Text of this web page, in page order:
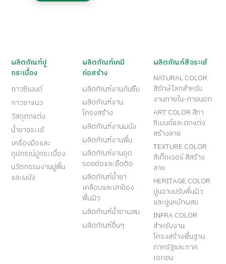
ผลิตภัณฑ์ปู
กระเบื้อง
กาวซีเมนต์
กาวยาแนว
วัสดุตกแต่ง
น้ำยาจระเข้
เครื่องมือและ
อุปกรณ์ปูกระเบื้อง
นวัตกรรมงานปูพื้น
และผนัง
ผลิตภัณฑ์เคมี
ก่อสร้าง
ผลิตภัณฑ์งานกันซึม
ผลิตภัณฑ์งาน
โครงสร้าง
ผลิตภัณฑ์งานผนัง
ผลิตภัณฑ์งานพื้น
ผลิตภัณฑ์งานอุด
รอยต่อและยึดติด
ผลิตภัณฑ์น้ำยา
เคลือบและปกป้อง
พื้นผิว
ผลิตภัณฑ์น้ำยาผสม
ผลิตภัณฑ์อื่นๆ
ผลิตภัณฑ์สีจระเข้
NATURAL COLOR
สีรักษ์โลกสำหรับ
งานภายใน-ภายนอก
ART COLOR สีทา
ซีเมนต์และตกแต่ง
สร้างลาย
TEXTURE COLOR
สีเท็กเจอร์ สีสร้าง
ลาย
HERITAGE COLOR
ปูนฉาบปรับพื้นผิว
และปูนหมักผสม
INFRA COLOR
สำหรับงาน
โครงสร้างพื้นฐาน
ภาครัฐและภาค
เอกชน